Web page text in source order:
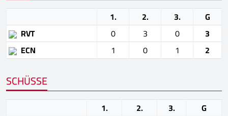
1. 2. 3.
G
RVT
0 3 0
3
ECN
1 0 1 2
SCHÜSSE
1. 2. 3.
G